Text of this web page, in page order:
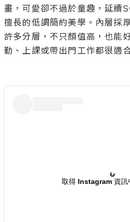
畫，可愛卻不過於童趣，延續
擅長的低調簡約美學。內層採
許多分層，不只顏值高，也能
勤、上課或帶出門工作都很適
取得 Instagram 資訊